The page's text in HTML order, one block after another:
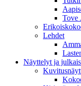
Tove
Lehdet
Näyttelyt ja